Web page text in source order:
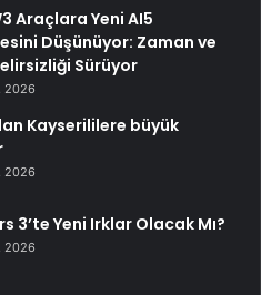
Araçlara Yeni AI5
Düşünüyor: Zaman ve
Sürüyor
2026
Kayserililere büyük
2026
3’te Yeni Irklar Olacak Mı?
2026